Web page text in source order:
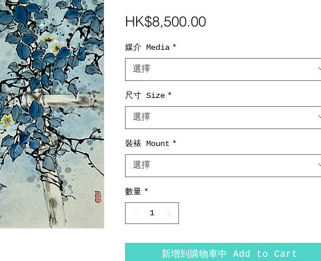
HK$8,500.00價
媒介 Media *
選擇
尺寸 Size *
選擇
裝裱 Mount *
選擇
數量 *
新增到購物車中 Add to Cart